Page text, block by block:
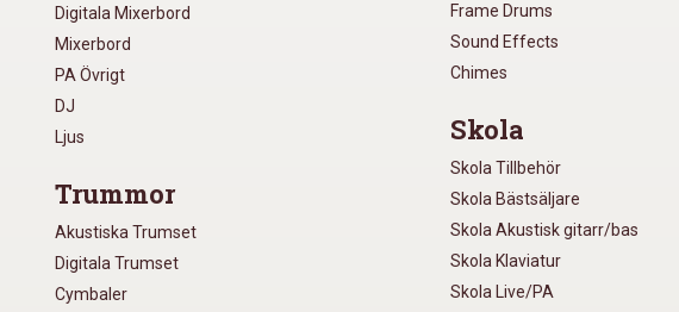
Digitala Mixerbord
Mixerbord
PA Övrigt
DJ
Ljus
Trummor
Akustiska Trumset
Digitala Trumset
Cymbaler
Frame Drums
Sound Effects
Chimes
Skola
Skola Tillbehör
Skola Bästsäljare
Skola Akustisk gitarr/bas
Skola Klaviatur
Skola Live/PA